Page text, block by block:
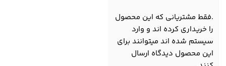
.فقط مشتریانی که این محصول
را خریداری کرده اند و وارد
سیستم شده اند میتوانند برای
این محصول دیدگاه ارسال